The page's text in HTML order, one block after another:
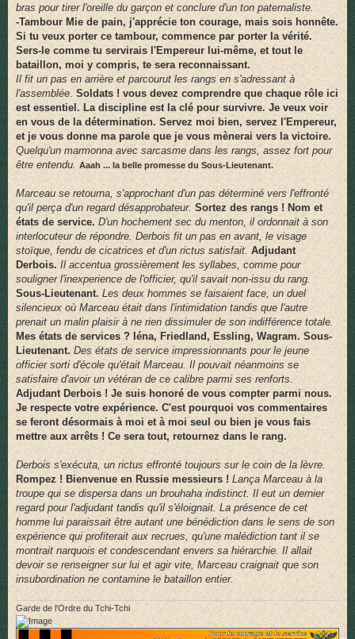
bras pour tirer l'oreille du garçon et conclure d'un ton paternaliste.
-Tambour Mie de pain, j'apprécie ton courage, mais sois honnête.
Si tu veux porter ce tambour, commence par porter la vérité.
Sers-le comme tu servirais l'Empereur lui-même, et tout le
bataillon, moi y compris, te sera reconnaissant.
Il fit un pas en arrière et parcourut les rangs en s'adressant à
l'assemblée Soldats ! vous devez comprendre que chaque rôle ici
est essentiel. La discipline est la clé pour survivre. Je veux voir
en vous de la détermination. Servez moi bien, servez l'Empereur,
et je vous donne ma parole que je vous mènerai vers la victoire.
Quelqu'un marmonna avec sarcasme dans les rangs, assez fort pour
être entendu.
Aaah ... la belle promesse du Sous-Lieutenant.
Marceau se retourna, s'approchant d'un pas déterminé vers l'effronté
qu'il perça d'un regard désapprobateur. Sortez des rangs ! Nom et
états de service. D'un hochement sec du menton, il ordonnait à son
interlocuteur de répondre. Derbois fit un pas en avant, le visage
stoïque, fendu de cicatrices et d'un rictus satisfait. Adjudant
Derbois. Il accentua grossièrement les syllabes, comme pour
souligner l'inexperience de l'officier, qu'il savait non-issu du rang.
Sous-Lieutenant. Les deux hommes se faisaient face, un duel
silencieux où Marceau était dans l'intimidation tandis que l'autre
prenait un malin plaisir à ne rien dissimuler de son indifférence totale.
Mes états de services ? Iéna, Friedland, Essling, Wagram. Sous-
Lieutenant. Des états de service impressionnants pour le jeune
officier sorti d'école qu'était Marceau. Il pouvait néanmoins se
satisfaire d'avoir un vétéran de ce calibre parmi ses renforts.
Adjudant Derbois ! Je suis honoré de vous compter parmi nous.
Je respecte votre expérience. C'est pourquoi vos commentaires
se feront désormais à moi et à moi seul ou bien je vous fais
mettre aux arrêts ! Ce sera tout, retournez dans le rang.
Derbois s'exécuta, un rictus effronté toujours sur le coin de la lèvre.
Rompez ! Bienvenue en Russie messieurs ! Lança Marceau à la
troupe qui se dispersa dans un brouhaha indistinct. Il eut un dernier
regard pour l'adjudant tandis qu'il s'éloignait. La présence de cet
homme lui paraissait être autant une bénédiction dans le sens de son
expérience qui profiterait aux recrues, qu'une malédiction tant il se
montrait narquois et condescendant envers sa hiérarchie. Il allait
devoir se renseigner sur lui et agir vite, Marceau craignait que son
insubordination ne contamine le bataillon entier.
Garde de l'Ordre du Tchi-Tchi